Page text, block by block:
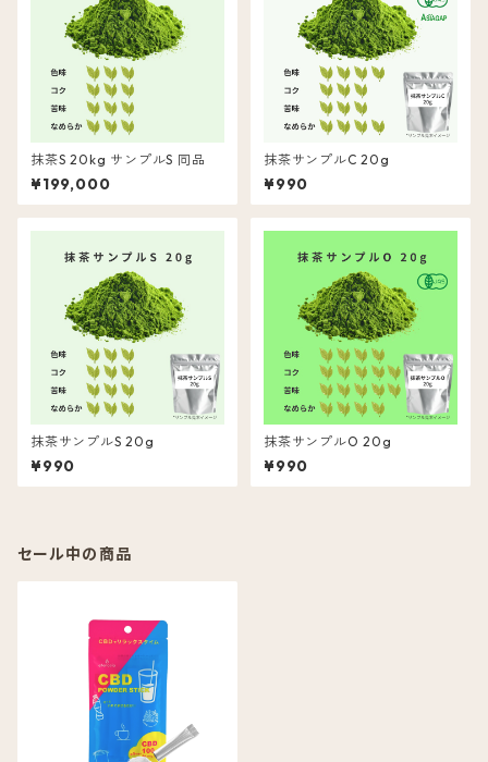
抹茶S 20kg サンプルS 同品
¥199,000
抹茶サンプルC 20g
¥990
抹茶サンプルS 20g
¥990
抹茶サンプルO 20g
¥990
セール中の商品